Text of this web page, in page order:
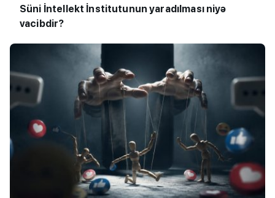
Süni İntellekt İnstitutunun yaradılması niyə
vacibdir?